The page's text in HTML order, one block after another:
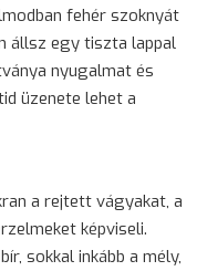
fehér szoknyát
állsz egy tiszta lappal
nyugalmat és
üzenete lehet a
a rejtett vágyakat, a
képviseli.
sokkal inkább a mély,